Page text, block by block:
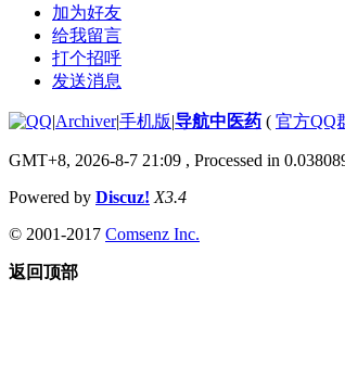
加为好友
给我留言
打个招呼
发送消息
|Archiver|手机版|导航中医药 ( 官方QQ
GMT+8, 2026-8-7 21:09 , Processed in
Powered by Discuz! X3.4
© 2001-2017 Comsenz Inc.
返回顶部